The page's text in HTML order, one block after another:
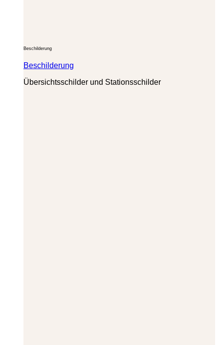
Beschilderung
Beschilderung
Übersichtsschilder und Stationsschilder